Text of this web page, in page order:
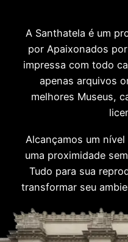
A Santhatela é um
por Apaixonados
impressa com todo
apenas arquivos
melhores Museus,
Alcançamos um
uma proximidade
Tudo para sua
transformar seu